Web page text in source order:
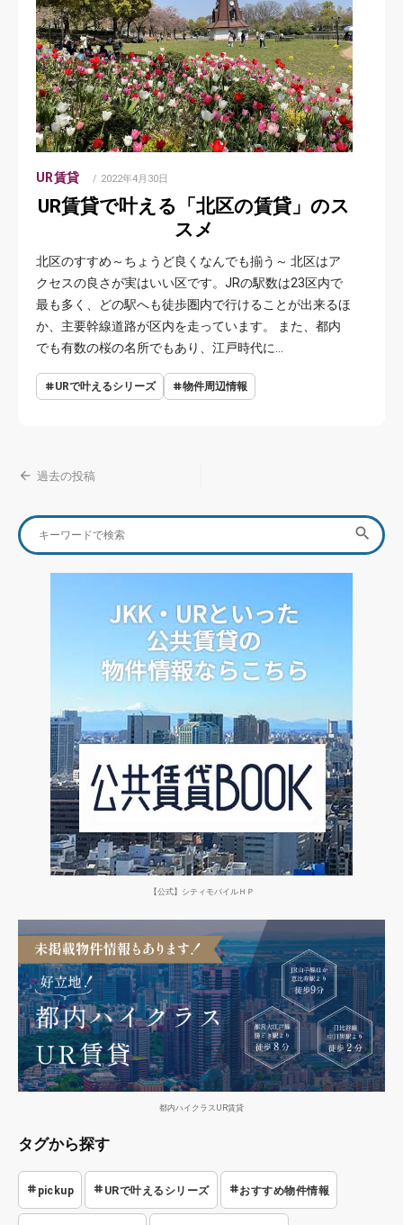
UR賃貸
POSTED
2022年4月30日
UR賃貸で叶える「北区の賃貸」のス
スメ
北区のすすめ～ちょうど良くなんでも揃う～ 北区はア
クセスの良さが実はいい区です。JRの駅数は23区内で
最も多く、どの駅へも徒歩圏内で行けることが出来るほ
か、主要幹線道路が区内を走っています。 また、都内
でも有数の桜の名所でもあり、江戸時代に…
URで叶えるシリーズ 物件周辺情報
投
ナ
ビ
過去の投稿
Search
for:

【公式】シティモバイルＨＰ
都内ハイクラスUR賃貸
タグから探す
pickup URで叶えるシリーズ おすすめ物件情報